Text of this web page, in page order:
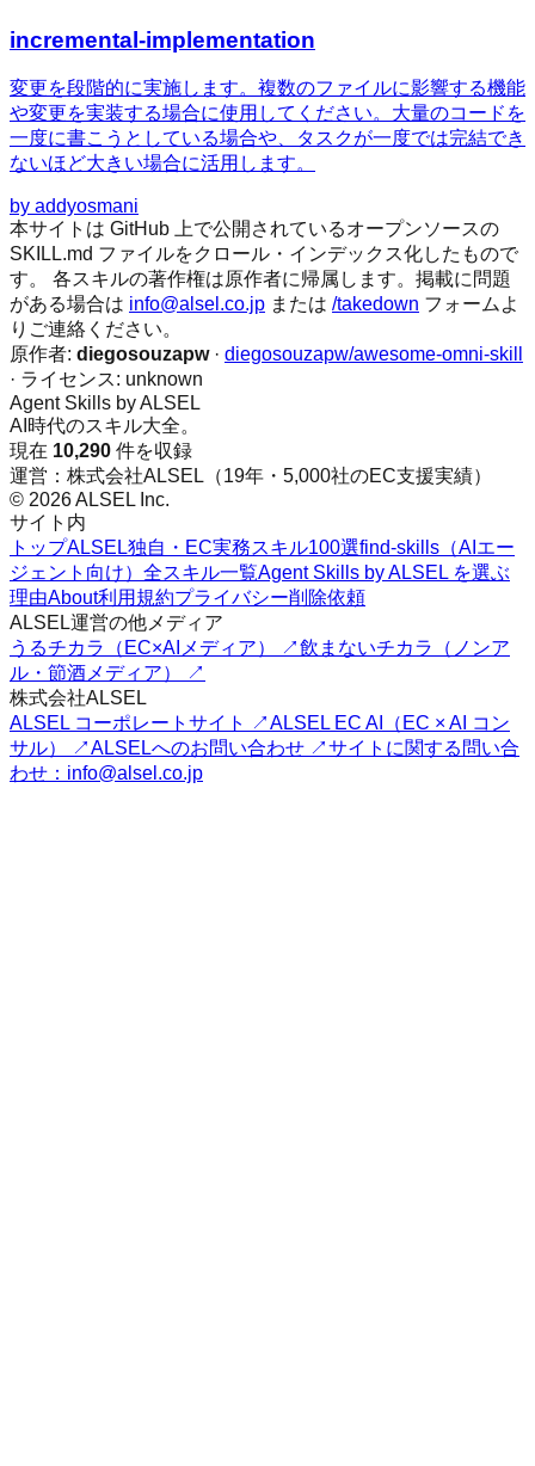
incremental-implementation
変更を段階的に実施します。複数のファイルに影響する機能
や変更を実装する場合に使用してください。大量のコードを
一度に書こうとしている場合や、タスクが一度では完結でき
ないほど大きい場合に活用します。
by addyosmani
本サイトは GitHub 上で公開されているオープンソースの
SKILL.md ファイルをクロール・インデックス化したもので
す。 各スキルの著作権は原作者に帰属します。掲載に問題
がある場合は info@alsel.co.jp または /takedown フォームよ
りご連絡ください。
原作者: diegosouzapw· diegosouzapw/awesome-omni-skill
· ライセンス: unknown
Agent Skills by ALSEL
AI時代のスキル大全。
現在 10,290 件を収録
運営：株式会社ALSEL（19年・5,000社のEC支援実績）
© 2026 ALSEL Inc.
サイト内
トップALSEL独自・EC実務スキル100選find-skills（AIエー
ジェント向け） 全スキル一覧Agent Skills by ALSEL を選ぶ
理由About利用規約プライバシー削除依頼
ALSEL運営の他メディア
うるチカラ（EC×AIメディア） ↗飲まないチカラ（ノンア
ル・節酒メディア） ↗
株式会社ALSEL
ALSEL コーポレートサイト ↗ALSEL EC AI（EC × AI コン
サル） ↗ALSELへのお問い合わせ ↗サイトに関する問い合
わせ：info@alsel.co.jp